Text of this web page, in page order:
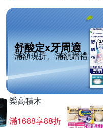
舒酸定x牙周適
滿額現折、滿額贈禮
樂高積木
滿1688享88折